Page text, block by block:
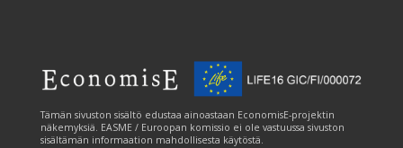
Tämän sivuston sisältö edustaa ainoastaan EconomisE-projektin
näkemyksiä. EASME / Euroopan komissio ei ole vastuussa sivuston
sisältämän informaation mahdollisesta käytöstä.